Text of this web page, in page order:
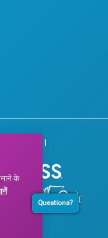
को धन्यवाद।
के
Questions?